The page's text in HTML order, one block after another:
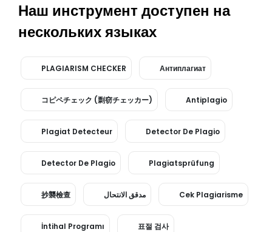
Наш инструмент доступен на
нескольких языках
PLAGIARISM CHECKER Антиплагиат
コピペチェック (剽窃チェッカー) Antiplagio
Plagiat Detecteur Detector De Plagio
Detector De Plagio Plagiatsprüfung
抄襲檢查 مدقق الانتحال Cek Plagiarisme
İntihal Programı 표절 검사